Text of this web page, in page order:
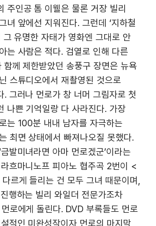
주인공 톰 이웰은 물론 거장 빌리
녀 앞에선 지워진다. 그런데 ‘지하철
그 유명한 자태가 영화엔 그대로 안
는 사람은 적다. 검열로 인해 다른
함께 제한받았던 송풍구 장면은 뉴욕
스튜디오에서 재촬영된 것으로
. 그러나 먼로가 창 너머 그림자로 첫
나쁜 기억일랑 다 사라진다. 가장
는 100분 내내 남자를 자극하는
최면 상태에서 빠져나오질 못했다.
발미녀라면 아마 먼로겠군’이라는
흐마니노프 피아노 협주곡 2번이 <
르게 들리는 건 모두 그녀 때문이며,
행하는 빌리 와일더 전문가조차
로에게 돌린다. DVD 부록들도 먼로
적인 미완성작이자 먼로의 마지막